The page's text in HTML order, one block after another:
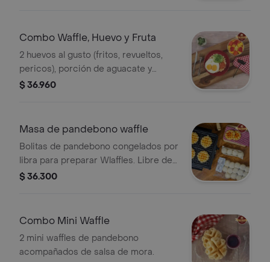
Combo Waffle, Huevo y Fruta
2 huevos al gusto (fritos, revueltos,
pericos), porción de aguacate y
hogado sobre un waffle de pandeyuca
$ 36.960
Masa de pandebono waffle
Bolitas de pandebono congelados por
libra para preparar Wlaffles. Libre de
gluten y azúcar.
$ 36.300
Combo Mini Waffle
2 mini waffles de pandebono
acompañados de salsa de mora.